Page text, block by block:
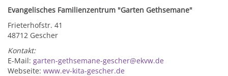
Evangelisches Familienzentrum "Garten Gethsemane"
Frieterhofstr. 41
48712 Gescher
Kontakt:
E-Mail: garten-gethsemane-gescher@ekvw.de
Webseite: www.ev-kita-gescher.de